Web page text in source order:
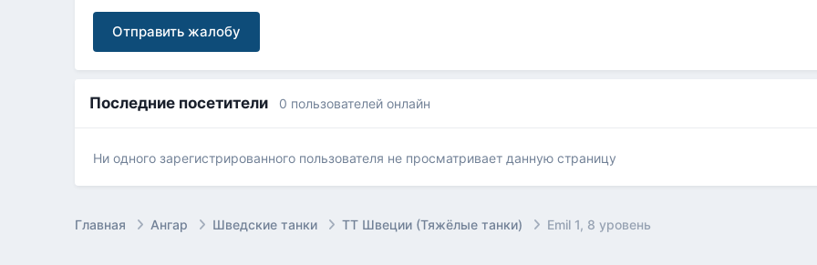
Отправить жалобу
Последние посетители 0 пользователей онлайн
Ни одного зарегистрированного пользователя не просматривает данную страницу
Главная Ангар Шведские танки ТТ Швеции (Тяжёлые танки) Emil 1, 8 уровень